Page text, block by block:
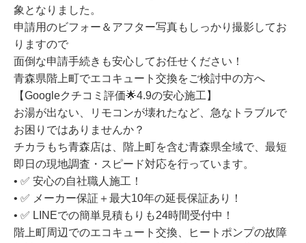
象となりました。
申請用のビフォー＆アフター写真もしっかり撮影してお
りますので
面倒な申請手続きも安心してお任せください！
青森県階上町でエコキュート交換をご検討中の方へ
【Googleクチコミ評価🌟4.9の安心施工】
お湯が出ない、リモコンが壊れたなど、急なトラブルで
お困りではありませんか？
チカラもち青森店は、階上町を含む青森県全域で、最短
即日の現地調査・スピード対応を行っています。
• ✅ 安心の自社職人施工！
• ✅ メーカー保証＋最大10年の延長保証あり！
• ✅ LINEでの簡単見積もりも24時間受付中！
階上町周辺でのエコキュート交換、ヒートポンプの故障